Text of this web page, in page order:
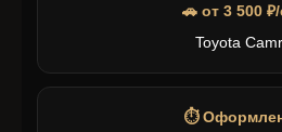
🚗 от 3 500 ₽/
Toyota
⏱️